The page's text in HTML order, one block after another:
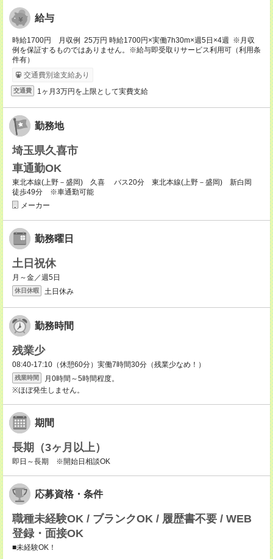
給与
時給1700円 月収例 25万円 時給1700円×実働7h30m×週5日×4週 ※月収
例を保証するものではありません。※給与即受取りサービス利用可（利用条
件有）
交通費別途支給あり
交通費 1ヶ月3万円を上限として実費支給
勤務地
埼玉県久喜市
車通勤OK
東北本線(上野－盛岡) 久喜 バス20分 東北本線(上野－盛岡) 新白岡
徒歩49分 ※車通勤可能
メーカー
勤務曜日
土日祝休
月～金／週5日
休日休暇 土日休み
勤務時間
残業少
08:40-17:10（休憩60分）実働7時間30分（残業少なめ！）
残業時間
月0時間～5時間程度。
※ほぼ発生しません。
期間
長期（3ヶ月以上）
即日～長期 ※開始日相談OK
応募資格・条件
職種未経験OK / ブランクOK / 履歴書不要 / WEB
登録・面接OK
■未経験OK！